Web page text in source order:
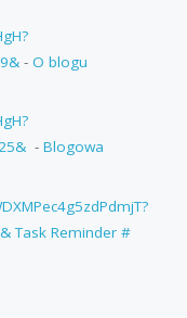
- O blogu
- Blogowa
Task Reminder #